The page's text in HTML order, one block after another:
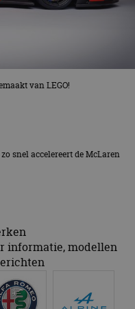
van LEGO!
snel accelereert de McLaren
informatie, modellen
vertrouwd
essentieel
4 weken 2
Deze
te werken.